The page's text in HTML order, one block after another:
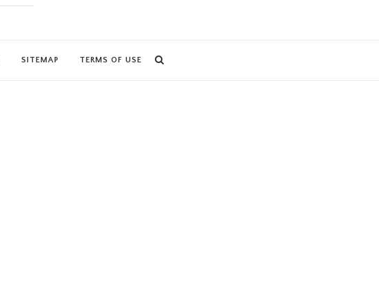
SITEMAP TERMS OF USE